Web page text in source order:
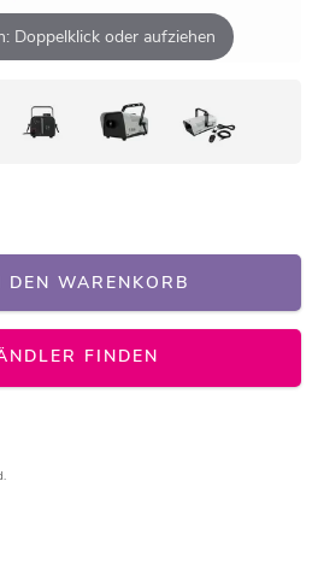
Doppelklick oder aufziehen
DEN WARENKORB
FINDEN